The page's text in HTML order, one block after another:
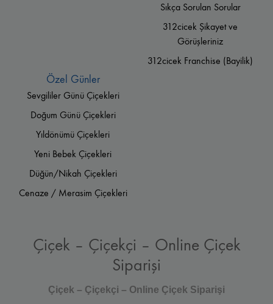
Sıkça Sorulan Sorular
312cicek Şikayet ve
Görüşleriniz
312cicek Franchise (Bayilik)
Özel Günler
Sevgililer Günü Çiçekleri
Doğum Günü Çiçekleri
Yıldönümü Çiçekleri
Yeni Bebek Çiçekleri
Düğün/Nikah Çiçekleri
Cenaze / Merasim Çiçekleri
Çiçek – Çiçekçi – Online Çiçek
Siparişi
Çiçek – Çiçekçi – Online Çiçek Siparişi